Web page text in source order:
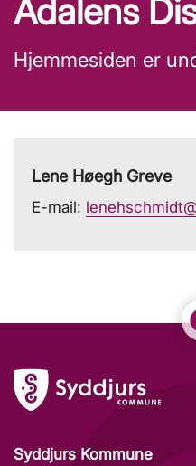
Ådalens
Hjemmesiden er
Lene Høegh Greve
E-mail:
Syddjurs Kommune